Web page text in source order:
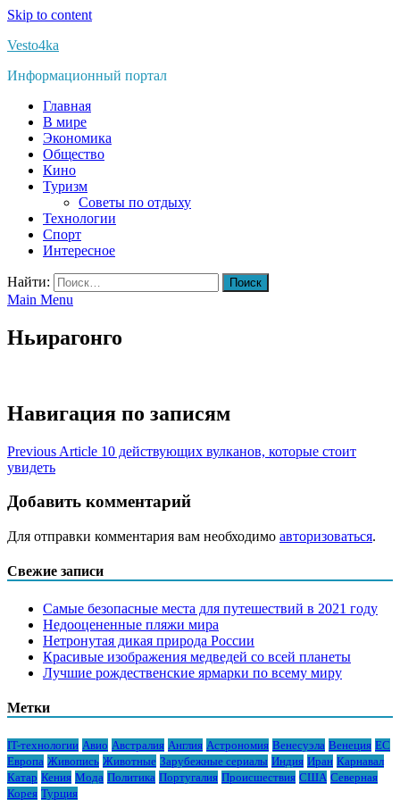
Skip to content
Vesto4ka
Информационный портал
Главная
В мире
Экономика
Общество
Кино
Туризм
Советы по отдыху
Технологии
Спорт
Интересное
Найти:
Main Menu
Ньирагонго
Навигация по записям
Previous Article 10 действующих вулканов, которые стоит
увидеть
Добавить комментарий
Для отправки комментария вам необходимо авторизоваться.
Свежие записи
Самые безопасные места для путешествий в 2021 году
Недооцененные пляжи мира
Нетронутая дикая природа России
Красивые изображения медведей со всей планеты
Лучшие рождественские ярмарки по всему миру
Метки
IT-технологии Авио Австралия Англия Астрономия Венесуэла Венеция ЕС
Европа Живопись Животные Зарубежные сериалы Индия Иран Карнавал
Катар Кения Мода Политика Португалия Происшествия США Северная
Корея Турция